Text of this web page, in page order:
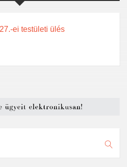
ei testületi ülés